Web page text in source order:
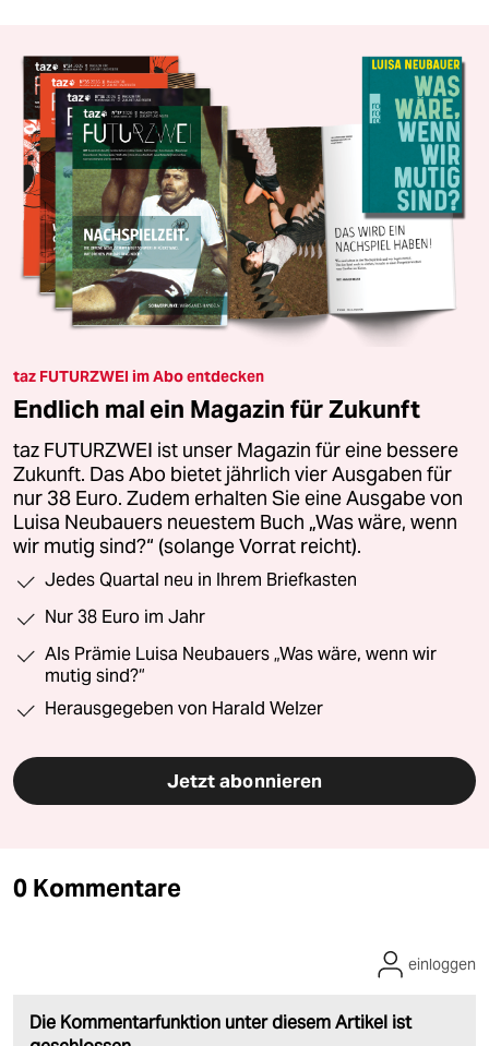
taz FUTURZWEI im Abo entdecken
Endlich mal ein Magazin für Zukunft
taz FUTURZWEI ist unser Magazin für eine bessere
Zukunft. Das Abo bietet jährlich vier Ausgaben für
nur 38 Euro. Zudem erhalten Sie eine Ausgabe von
Luisa Neubauers neuestem Buch „Was wäre, wenn
wir mutig sind?“ (solange Vorrat reicht).
Jedes Quartal neu in Ihrem Briefkasten
Nur 38 Euro im Jahr
Als Prämie Luisa Neubauers „Was wäre, wenn wir
mutig sind?“
Herausgegeben von Harald Welzer
Jetzt abonnieren
0 Kommentare
Die Kommentarfunktion unter diesem Artikel ist
einloggen